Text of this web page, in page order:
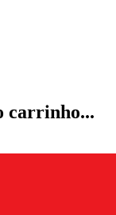
carrinho...